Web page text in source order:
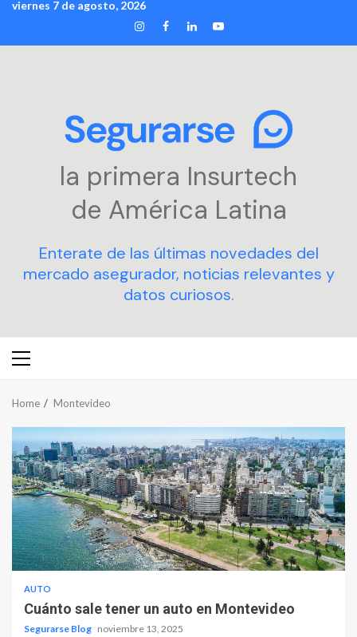
Skip
content
viernes 7 de agosto, 2026
INSTAGRAM
FACEBOOK
LINKEDIN
YOUTUBE
la primera Insurtech
de América Latina
Enterate de las últimas novedades del
mercado asegurador, noticias relevantes y
datos curiosos.
Primary
Home Montevideo
AUTO
Cuánto sale tener un auto en Montevideo
Segurarse Blog noviembre 13, 2025